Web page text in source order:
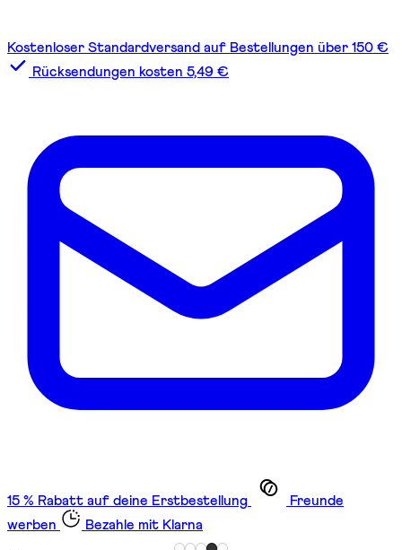
Kostenloser Standardversand auf Bestellungen über 150 €
Rücksendungen kosten 5,49 €
15 % Rabatt auf deine Erstbestellung
Freunde
werben
Bezahle mit Klarna